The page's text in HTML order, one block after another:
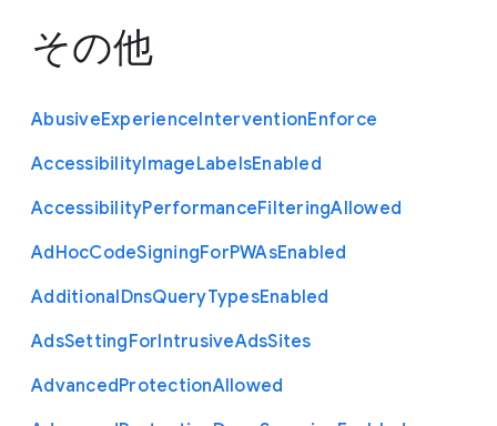
その他
AbusiveExperienceInterventionEnforce
AccessibilityImageLabelsEnabled
AccessibilityPerformanceFilteringAllowed
AdHocCodeSigningForPWAsEnabled
AdditionalDnsQueryTypesEnabled
AdsSettingForIntrusiveAdsSites
AdvancedProtectionAllowed